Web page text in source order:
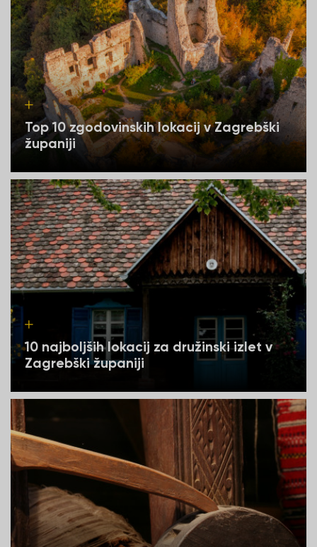
Top 10 zgodovinskih lokacij v Zagrebški
županiji
10 najboljših lokacij za družinski izlet v
Zagrebški županiji